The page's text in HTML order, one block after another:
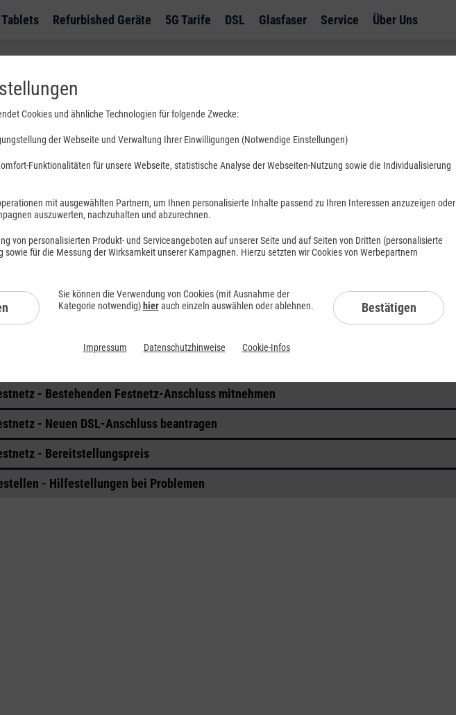
Tablets Refurbished Geräte 5G Tarife DSL Glasfaser Service Über Uns
und Hilfestellungen.
Suchen
- Bestehenden Festnetz-Anschluss mitnehmen
- Neuen DSL-Anschluss beantragen
- Bereitstellungspreis
- Hilfestellungen bei Problemen
Cookies und ähnliche Technologien für folgende Zwecke:
der Webseite und Verwaltung Ihrer Einwilligungen (Notwendige Einstellungen)
Funktionalitäten für unsere Webseite, statistische Analyse der Webseiten-Nutzung sowie die Individualisierung
mit ausgewählten Partnern, um Ihnen personalisierte Inhalte passend zu Ihren Interessen anzuzeigen oder
auszuwerten, nachzuhalten und abzurechnen.
von personalisierten Produkt- und Serviceangeboten auf unserer Seite und auf Seiten von Dritten (personalisierte
sowie für die Messung der Wirksamkeit unserer Kampagnen. Hierzu setzten wir Cookies von Werbepartnern
Sie können die Verwendung von Cookies (mit Ausnahme der
Kategorie notwendig) hierauch einzeln auswählen oder ablehnen. Bestätigen
Impressum Datenschutzhinweise Cookie-Infos